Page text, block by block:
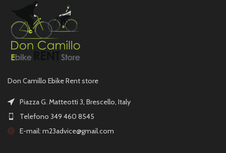
Don Camillo Ebike Rent store
Piazza G. Matteotti 3, Brescello, Italy
Telefono 349 460 8545
E-mail: m23advice@gmail.com